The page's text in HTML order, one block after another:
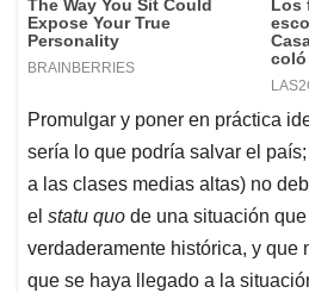
Promulgar y poner en práctica
sería lo que podría salvar el
a las clases medias altas) no
el statu quo de una situación
verdaderamente histórica, y que
que se haya llegado a la